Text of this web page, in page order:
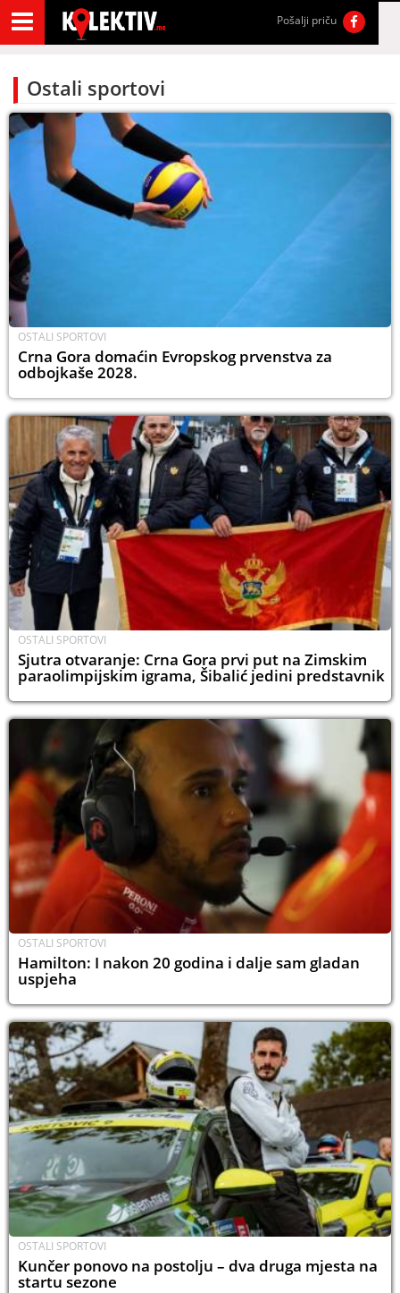
Pošalji priču
Ostali sportovi
OSTALI SPORTOVI
Crna Gora domaćin Evropskog prvenstva za
odbojkaše 2028.
OSTALI SPORTOVI
Sjutra otvaranje: Crna Gora prvi put na Zimskim
paraolimpijskim igrama, Šibalić jedini predstavnik
OSTALI SPORTOVI
Hamilton: I nakon 20 godina i dalje sam gladan
uspjeha
OSTALI SPORTOVI
Kunčer ponovo na postolju – dva druga mjesta na
startu sezone